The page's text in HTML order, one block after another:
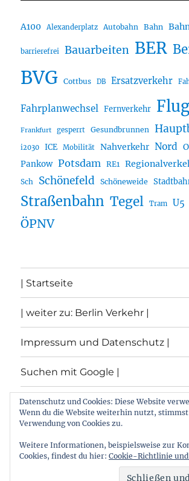
A100 Alexanderplatz Autobahn Bahn
barrierefrei Bauarbeiten BER
BVG Cottbus DB Ersatzverkehr
Fahrplanwechsel Fernverkehr
Frankfurt gesperrt Gesundbrunnen
i2030 ICE Mobilität Nahverkehr Nord
Pankow Potsdam RE1
Sch Schönefeld Schöneweide
Straßenbahn Tegel Tram U5
ÖPNV
| Startseite
| weiter zu: Berlin Verkehr |
Impressum und Datenschutz |
Suchen mit Google |
Themen
Archiv von: Berlin:Verkehr
Stolz
Datenschutz und Cookies: Diese Website
Wenn du die Website weiterhin nutzt,
Verwendung von Cookies zu.
Weitere Informationen, beispielsweise zur
Cookies, findest du hier: Cookie-Richtlinie